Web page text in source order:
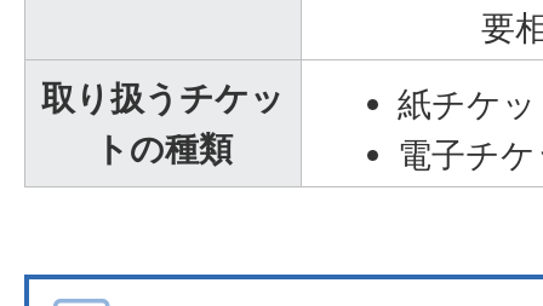
要
取り扱うチケッ
トの種類
紙チケ
電子チ